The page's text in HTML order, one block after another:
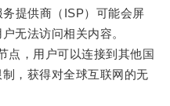
提供商（ISP）可能会屏
无法访问相关内容。
，用户可以连接到其他国
，获得对全球互联网的无